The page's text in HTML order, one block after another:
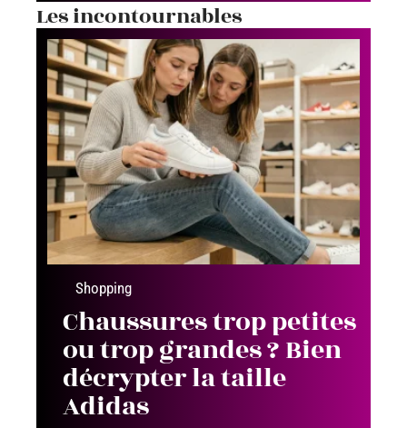
Les incontournables
Shopping
Chaussures trop petites
ou trop grandes ? Bien
décrypter la taille
Adidas